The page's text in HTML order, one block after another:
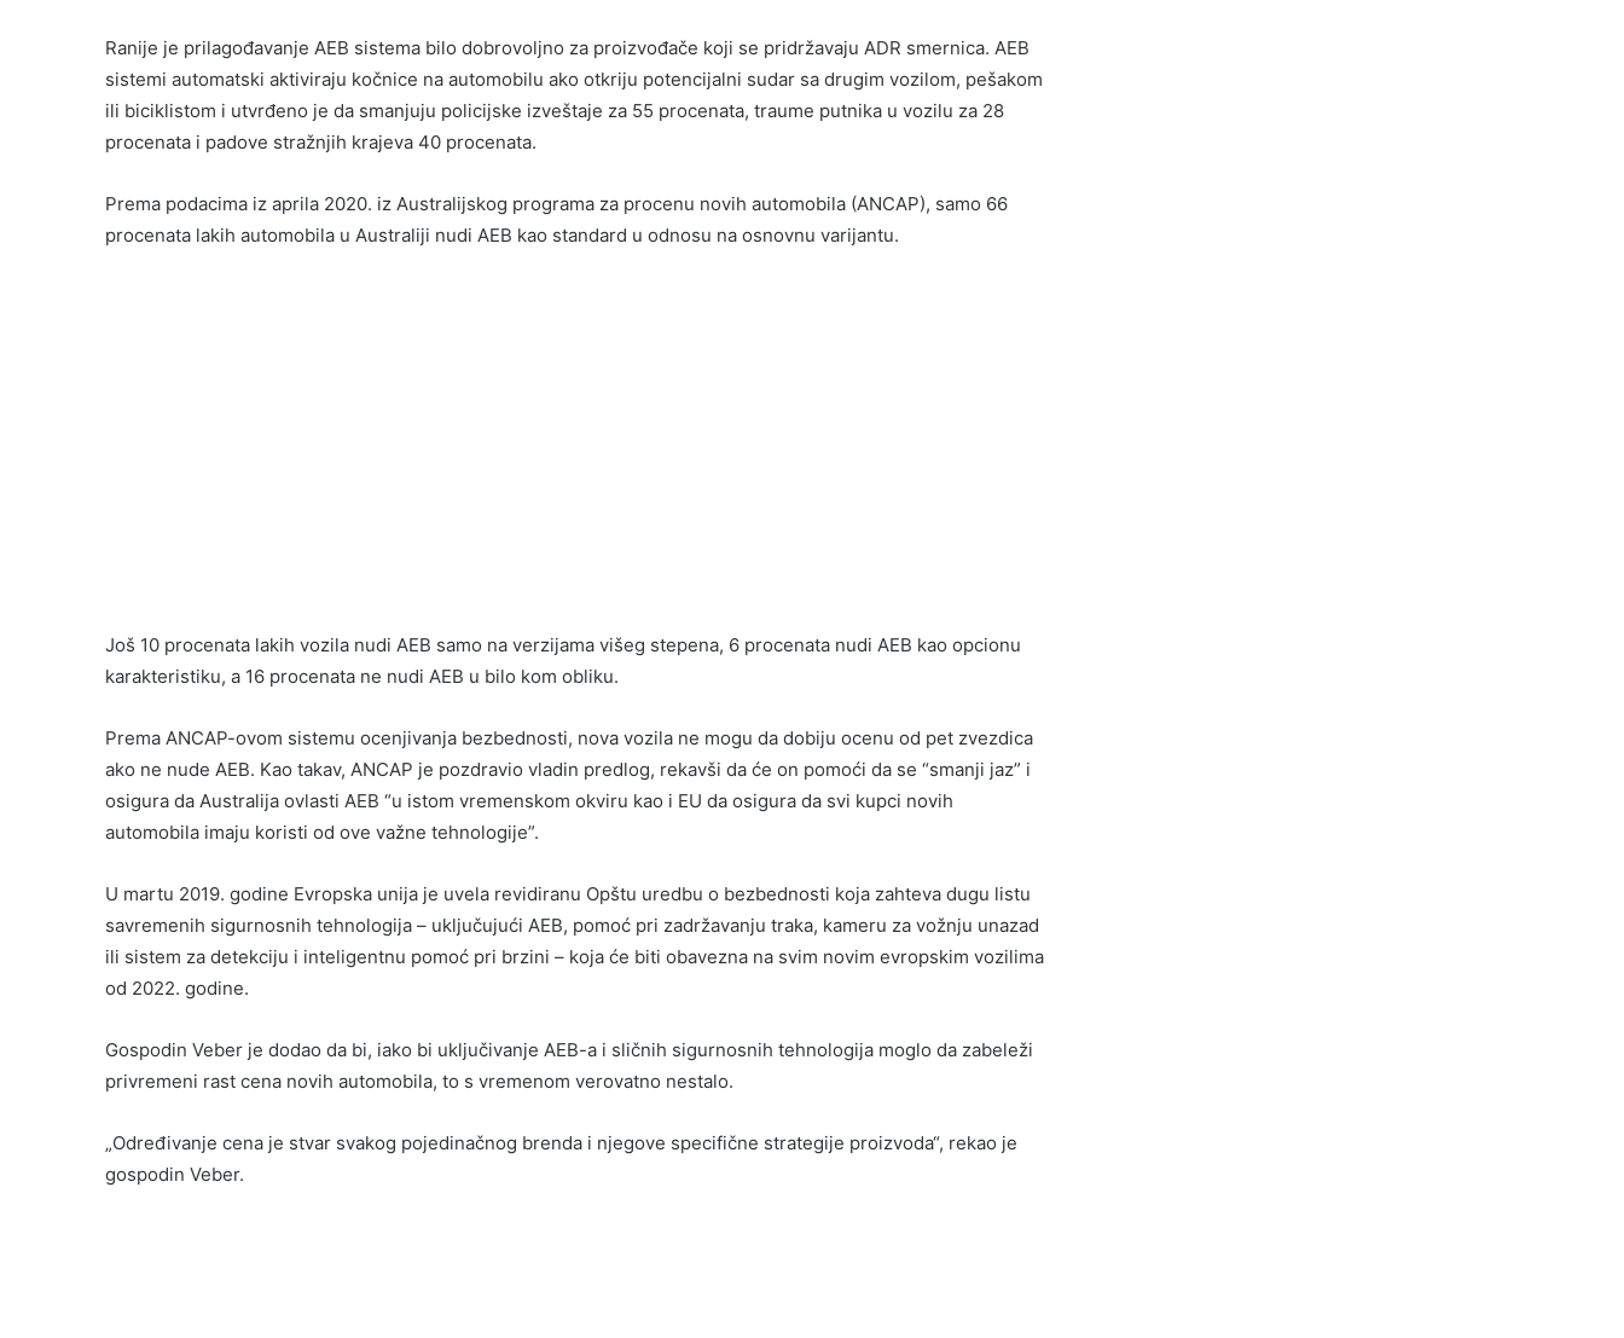
Ranije je prilagođavanje AEB sistema bilo dobrovoljno za proizvođače koji se pridržavaju ADR smernica. AEB
sistemi automatski aktiviraju kočnice na automobilu ako otkriju potencijalni sudar sa drugim vozilom, pešakom
ili biciklistom i utvrđeno je da smanjuju policijske izveštaje za 55 procenata, traume putnika u vozilu za 28
procenata i padove stražnjih krajeva 40 procenata.
Prema podacima iz aprila 2020. iz Australijskog programa za procenu novih automobila (ANCAP), samo 66
procenata lakih automobila u Australiji nudi AEB kao standard u odnosu na osnovnu varijantu.
Još 10 procenata lakih vozila nudi AEB samo na verzijama višeg stepena, 6 procenata nudi AEB kao opcionu
karakteristiku, a 16 procenata ne nudi AEB u bilo kom obliku.
Prema ANCAP-ovom sistemu ocenjivanja bezbednosti, nova vozila ne mogu da dobiju ocenu od pet zvezdica
ako ne nude AEB. Kao takav, ANCAP je pozdravio vladin predlog, rekavši da će on pomoći da se “smanji jaz” i
osigura da Australija ovlasti AEB “u istom vremenskom okviru kao i EU da osigura da svi kupci novih
automobila imaju koristi od ove važne tehnologije”.
U martu 2019. godine Evropska unija je uvela revidiranu Opštu uredbu o bezbednosti koja zahteva dugu listu
savremenih sigurnosnih tehnologija – uključujući AEB, pomoć pri zadržavanju traka, kameru za vožnju unazad
ili sistem za detekciju i inteligentnu pomoć pri brzini – koja će biti obavezna na svim novim evropskim vozilima
od 2022. godine.
Gospodin Veber je dodao da bi, iako bi uključivanje AEB-a i sličnih sigurnosnih tehnologija moglo da zabeleži
privremeni rast cena novih automobila, to s vremenom verovatno nestalo.
„Određivanje cena je stvar svakog pojedinačnog brenda i njegove specifične strategije proizvoda“, rekao je
gospodin Veber.